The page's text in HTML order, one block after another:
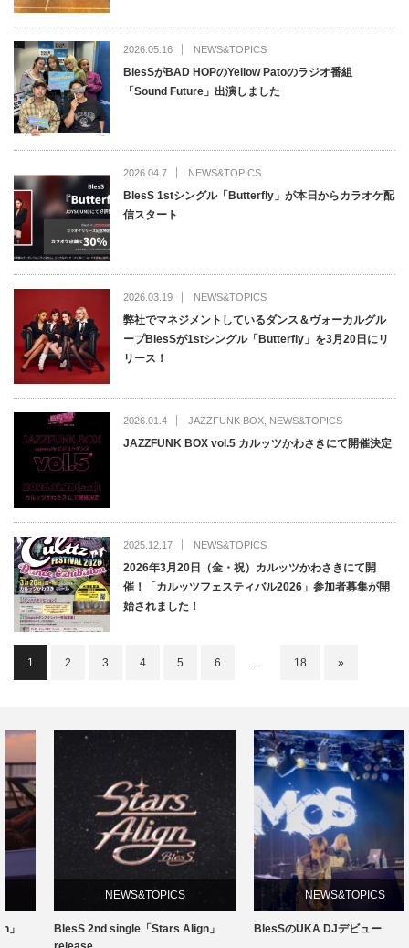
2026.05.16 NEWS&TOPICS
BlesSがBAD HOPのYellow Patoのラジオ番組
「Sound Future」出演しました
2026.04.7 NEWS&TOPICS
BlesS 1stシングル「Butterfly」が本日からカラオケ配
信スタート
2026.03.19 NEWS&TOPICS
弊社でマネジメントしているダンス＆ヴォーカルグル
ープBlesSが1stシングル「Butterfly」を3月20日にリ
リース！
2026.01.4 JAZZFUNK BOX, NEWS&TOPICS
JAZZFUNK BOX vol.5 カルッツかわさきにて開催決定
2025.12.17 NEWS&TOPICS
2026年3月20日（金・祝）カルッツかわさきにて開
催！「カルッツフェスティバル2026」参加者募集が開
始されました！
1 2 3 4 5 6 … 18 »
NEWS&TOPICS
BlesS 2nd single「Stars Align」
NEWS&TOPICS
BlesSのUKA DJデビュー